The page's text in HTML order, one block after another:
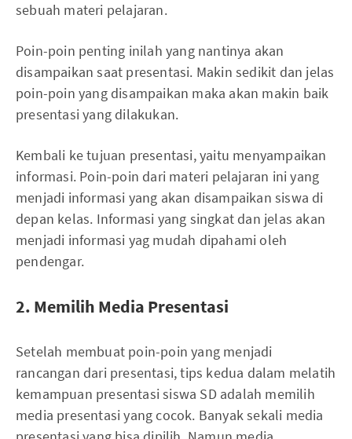
sebuah materi pelajaran.
Poin-poin penting inilah yang nantinya akan
disampaikan saat presentasi. Makin sedikit dan jelas
poin-poin yang disampaikan maka akan makin baik
presentasi yang dilakukan.
Kembali ke tujuan presentasi, yaitu menyampaikan
informasi. Poin-poin dari materi pelajaran ini yang
menjadi informasi yang akan disampaikan siswa di
depan kelas. Informasi yang singkat dan jelas akan
menjadi informasi yag mudah dipahami oleh
pendengar.
2. Memilih Media Presentasi
Setelah membuat poin-poin yang menjadi
rancangan dari presentasi, tips kedua dalam melatih
kemampuan presentasi siswa SD adalah memilih
media presentasi yang cocok. Banyak sekali media